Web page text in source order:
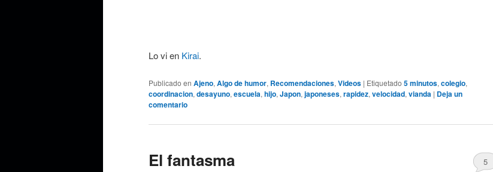
Lo vi en Kirai.
Publicado en Ajeno, Algo de humor, Recomendaciones, Videos | Etiquetado 5 minutos, colegio,
coordinacion, desayuno, escuela, hijo, Japon, japoneses, rapidez, velocidad, vianda | Deja un
comentario
El fantasma 5